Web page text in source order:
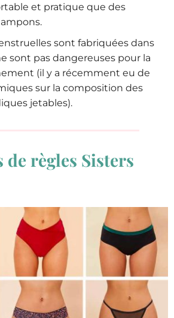
et pratique que des
sont fabriquées dans
sont pas dangereuses pour la
(il y a récemment eu de
sur la composition des
jetables).
de règles Sisters